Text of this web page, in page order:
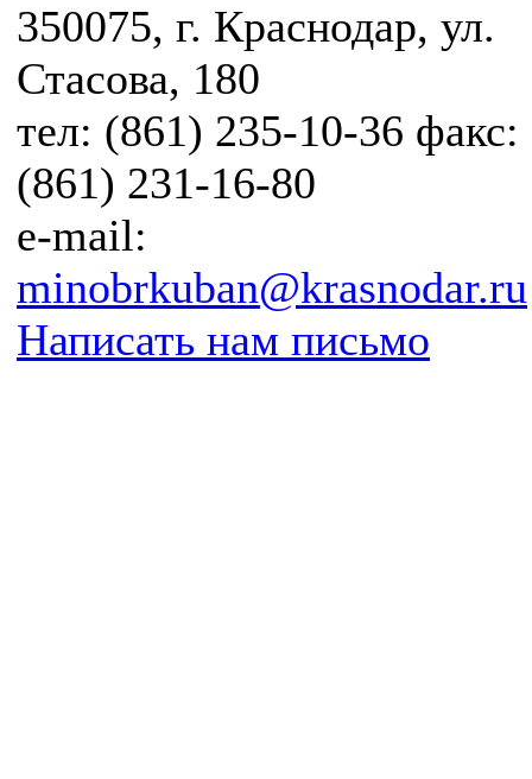
350075, г. Краснодар, ул.
Стасова, 180
тел: (861) 235-10-36 факс:
(861) 231-16-80
e-mail:
minobrkuban@krasnodar.ru
Написать нам письмо